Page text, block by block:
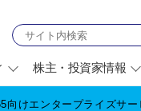
株主・投資家情報
向けエンタープライズサー